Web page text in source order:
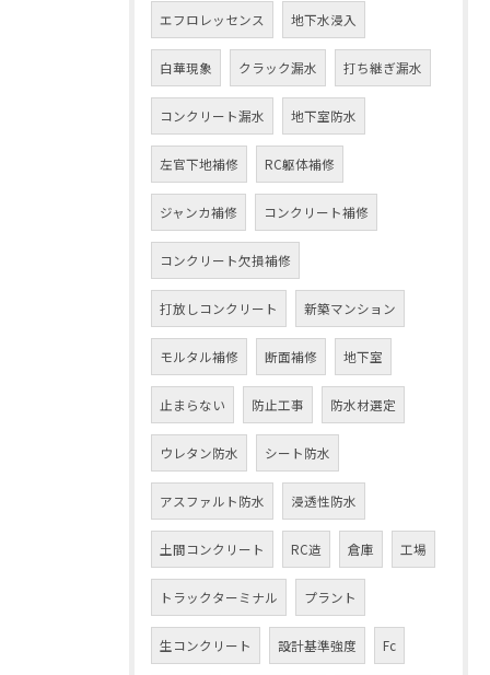
エフロレッセンス 地下水浸入
白華現象 クラック漏水 打ち継ぎ漏水
コンクリート漏水 地下室防水
左官下地補修 RC躯体補修
ジャンカ補修 コンクリート補修
コンクリート欠損補修
打放しコンクリート 新築マンション
モルタル補修 断面補修 地下室
止まらない 防止工事 防水材選定
ウレタン防水 シート防水
アスファルト防水 浸透性防水
土間コンクリート RC造 倉庫 工場
トラックターミナル プラント
生コンクリート 設計基準強度 Fc